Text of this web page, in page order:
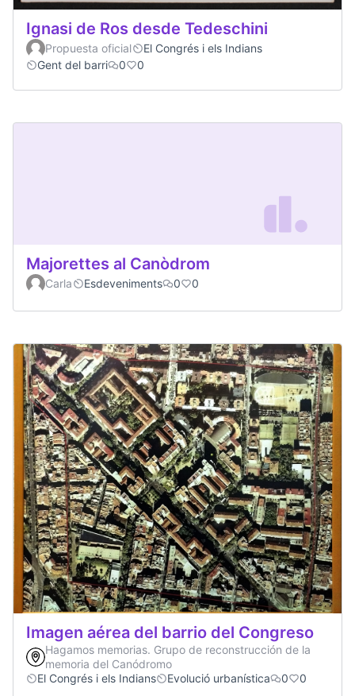
Ignasi de Ros desde Tedeschini
Propuesta oficial
El Congrés i els Indians
Gent del barri
0 0
Majorettes al Canòdrom
Carla Esdeveniments 0 0
Imagen aérea del barrio del Congreso
Hagamos memorias. Grupo de reconstrucción de la
memoria del Canódromo
El Congrés i els Indians
Evolució urbanística 0 0